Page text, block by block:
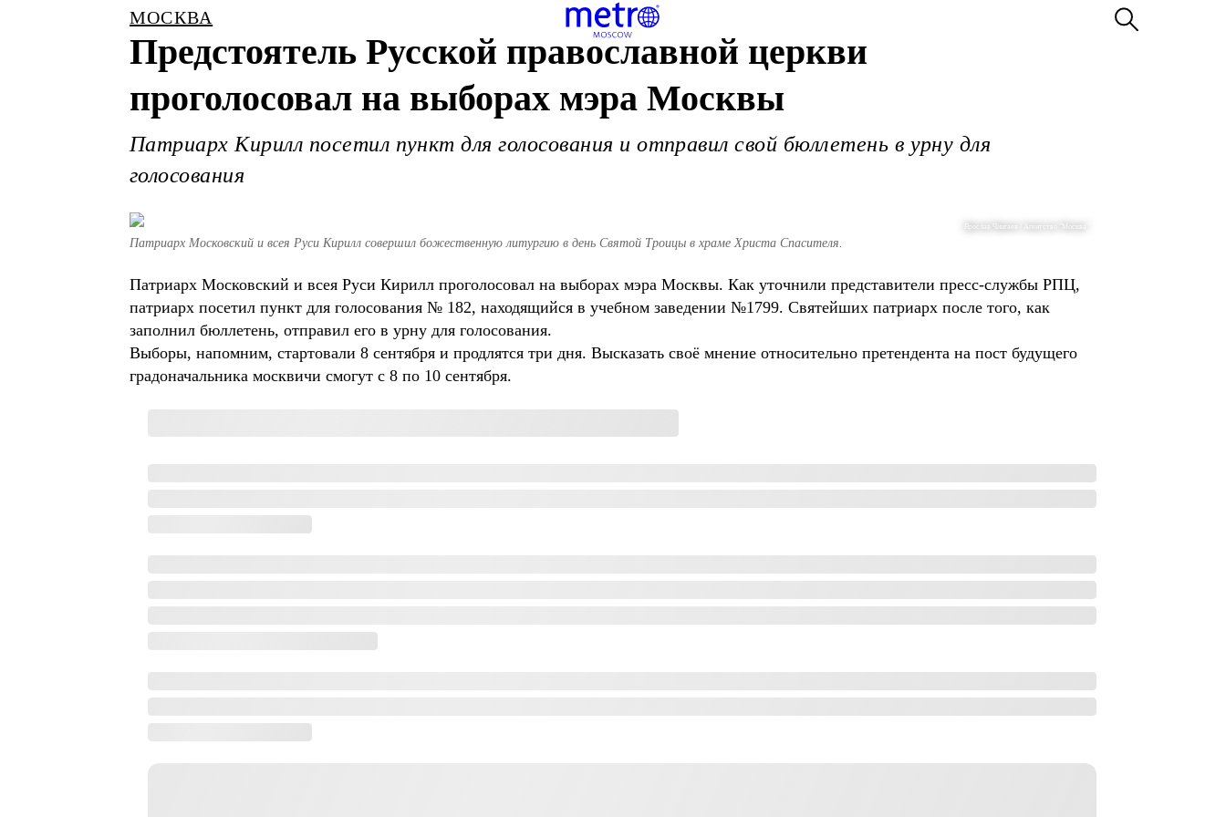
МОСКВА
Предстоятель Русской православной церкви
проголосовал на выборах мэра Москвы
Патриарх Кирилл посетил пункт для голосования и отправил свой бюллетень в урну для
голосования
Ярослав Чингаев / Агентство "Москва"
Патриарх Московский и всея Руси Кирилл совершил божественную литургию в день Святой Троицы в храме Христа Спасителя.
Патриарх Московский и всея Руси Кирилл проголосовал на выборах мэра Москвы. Как уточнили представители пресс-службы РПЦ,
патриарх посетил пункт для голосования № 182, находящийся в учебном заведении №1799. Святейших патриарх после того, как
заполнил бюллетень, отправил его в урну для голосования.
Выборы, напомним, стартовали 8 сентября и продлятся три дня. Высказать своё мнение относительно претендента на пост будущего
градоначальника москвичи смогут с 8 по 10 сентября.